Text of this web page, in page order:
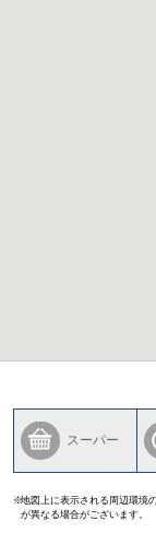
スーパー
地図上に表示される周辺環境
が異なる場合がございます。